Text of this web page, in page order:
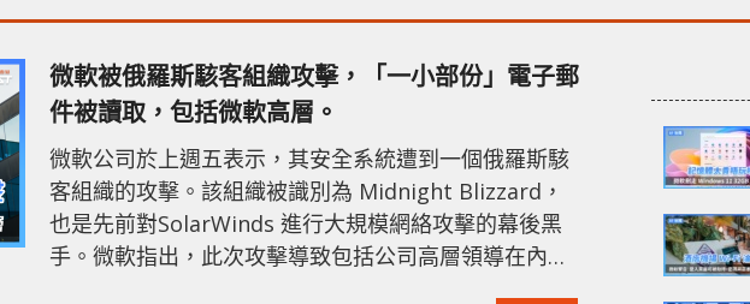
微軟被俄羅斯駭客組織攻擊，「一小部份」電子郵
件被讀取，包括微軟高層。
微軟公司於上週五表示，其安全系統遭到一個俄羅斯駭
客組織的攻擊。該組織被識別為 Midnight Blizzard，
也是先前對SolarWinds 進行大規模網絡攻擊的幕後黑
手。微軟指出，此次攻擊導致包括公司高層領導在內的